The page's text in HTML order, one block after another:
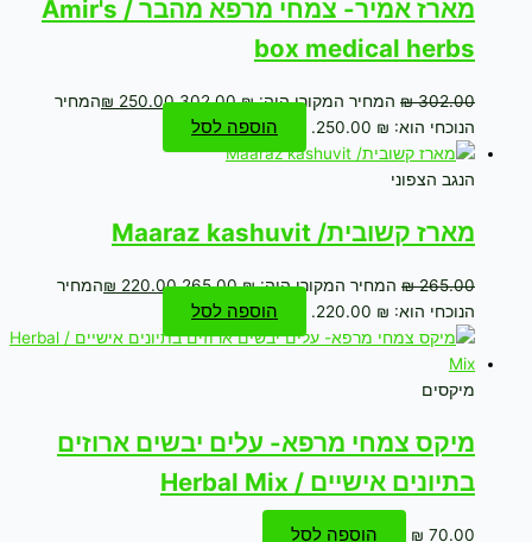
מארז אמיר- צמחי מרפא מהבר / Amir's
box medical herbs
₪302.00 המחיר המקורי היה: ₪ 302.00. ₪ 250.00
המחיר
הנוכחי הוא: ₪ 250.00.
הוספה לסל
הנגב הצפוני
מארז קשובית/ Maaraz kashuvit
₪265.00 המחיר המקורי היה: ₪ 265.00. ₪ 220.00
המחיר
הנוכחי הוא: ₪ 220.00.
הוספה לסל
מיקסים
מיקס צמחי מרפא- עלים יבשים ארוזים
בתיונים אישיים / Herbal Mix
₪ 70.00 הוספה לסל